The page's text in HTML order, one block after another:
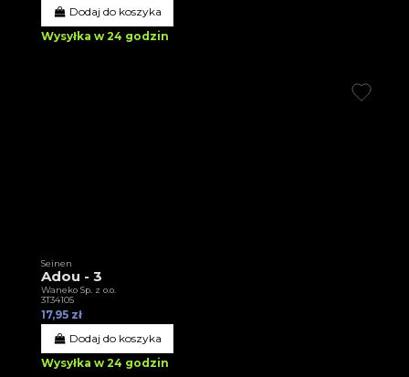
Dodaj do koszyka
Wysyłka w 24 godzin
Seinen
Adou - 3
Waneko Sp. z o.o.
3T34105
17,95 zł
Dodaj do koszyka
Wysyłka w 24 godzin